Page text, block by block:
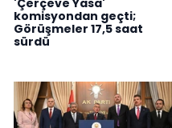
'Çerçeve Yasa'
komisyondan geçti;
Görüşmeler 17,5 saat
sürdü